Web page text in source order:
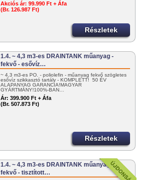
Akciós ár: 99.990 Ft + Áfa
(Br. 126.987 Ft)
Részletek
1.4. ~ 4,3 m3-es DRAINTANK műanyag -
fekvő - esővíz…
~ 4,3 m3-es PO. - poliolefin - műanyag fekvő szögletes
esővíz szikkasztó tartály - KOMPLETT! 50 ÉV
ALAPANYAG GARANCIA!MAGYAR
GYÁRTMÁNY!100%-BAN…
Ár: 399.900 Ft + Áfa
(Br. 507.873 Ft)
Részletek
1.4. ~ 4,3 m3-es DRAINTANK műanyag -
fekvő - tisztított…